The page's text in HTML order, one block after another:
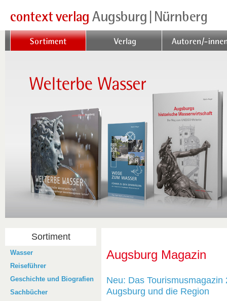
Sortiment
Wasser
Reiseführer
Geschichte und Biografien
Sachbücher
Augsburg Magazin
Neu: Das Tourismusmagazin
Augsburg und die Region